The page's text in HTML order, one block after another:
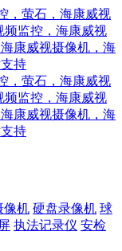
像机 硬盘录像机 球
执法记录仪 安检